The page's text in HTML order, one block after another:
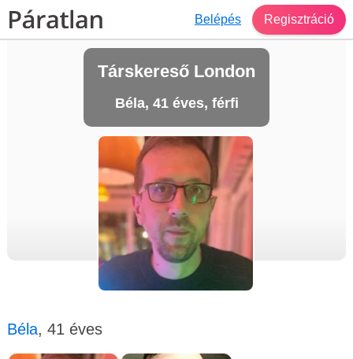
Belépés Regisztráció
Társkereső London
Béla, 41 éves, férfi
Béla, 41 éves